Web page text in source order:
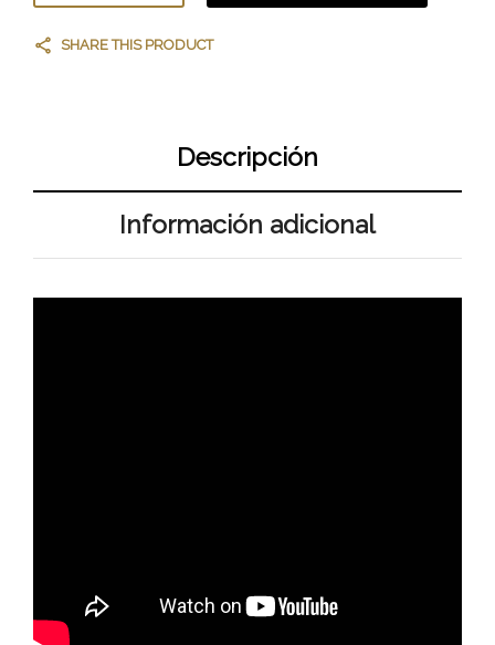
SHARE THIS PRODUCT
Descripción
Información adicional